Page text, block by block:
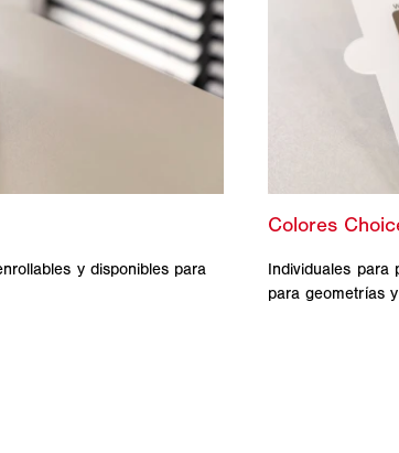
y disponibles para
Individuales para
para geometrías